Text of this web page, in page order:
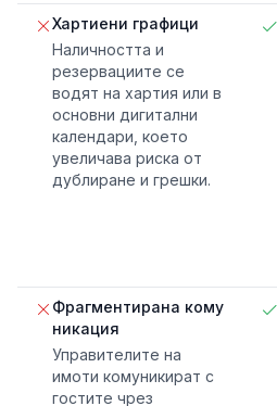
Хартиени графици
Наличността и
резервациите се
водят на хартия или в
основни дигитални
календари, което
увеличава риска от
дублиране и грешки.
Фрагментирана кому
никация
Управителите на
имоти комуникират с
гостите чрез